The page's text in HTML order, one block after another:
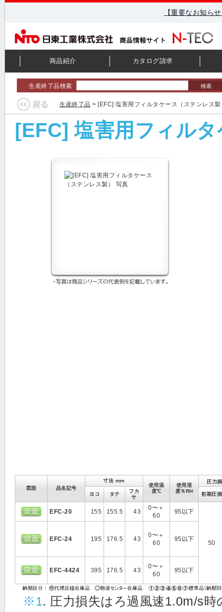
【重要なお知ら
商品紹介 カタログ請求
生産終了品検索 検索
生産終了品 > [EFC] 塩害用フィルタケース（ステンレス製
[EFC] 塩害用フィル
図面 品名記号
寸法 mm
使用温
度℃
使用湿
度％RH
圧力
ヨコ タテ
フカ
サ
初期圧損
EFC-20 155 155.5 43
0〜＋
60
95以下
50
EFC-24 195 176.5 43
0〜＋
60
95以下
EFC-4424 395 176.5 43
0〜＋
60
95以下
※1. 圧力損失はろ過風速1.0m/s